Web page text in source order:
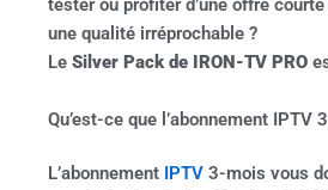
tester ou profiter d’une offre
une qualité irréprochable ?
Le Silver Pack de IRON-TV PRO
Qu’est-ce que l’abonnement IPTV
L’abonnement IPTV 3-mois vous